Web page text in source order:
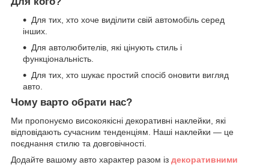
Для тих, хто хоче виділити свій автомобіль серед
інших.
Для автолюбителів, які цінують стиль і
функціональність.
Для тих, хто шукає простий спосіб оновити вигляд
авто.
Чому варто обрати нас?
Ми пропонуємо високоякісні декоративні наклейки, які
відповідають сучасним тенденціям. Наші наклейки — це
поєднання стилю та довговічності.
Додайте вашому авто характер разом із декоративними